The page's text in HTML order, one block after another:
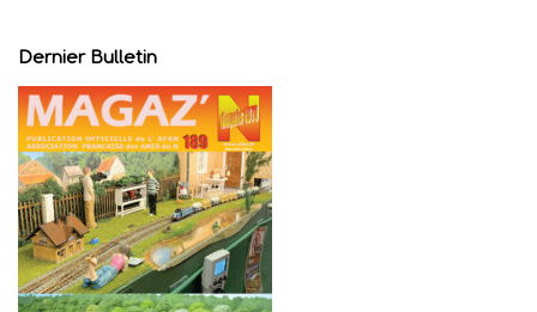
Dernier Bulletin